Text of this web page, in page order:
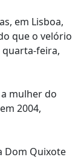
em Lisboa,
que o velório
quarta-feira,
mulher do
2004,
Dom Quixote